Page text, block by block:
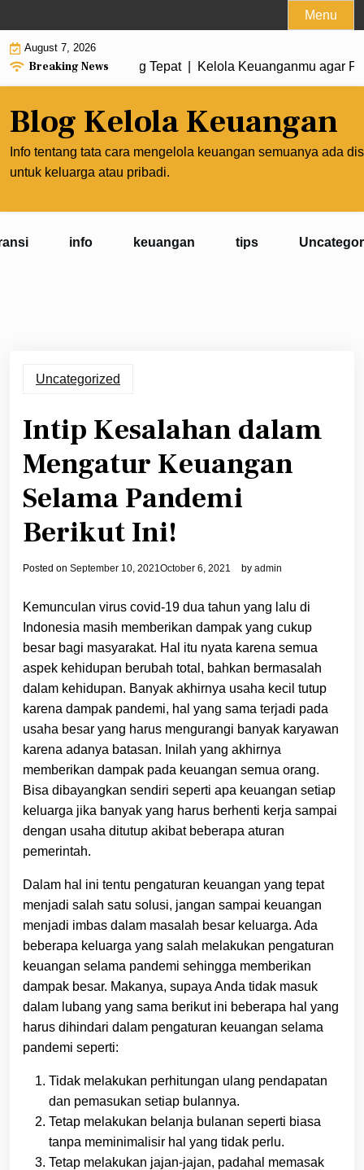
to
content
Menu
August 7, 2026
Breaking News
Prioritas yang Tepat |Kelola Keuanganmu agar
Blog Kelola Keuangan
Info tentang tata cara mengelola keuangan semuanya ada
untuk keluarga atau pribadi.
info keuangan tips
Uncategorized
Intip Kesalahan dalam
Mengatur Keuangan
Selama Pandemi
Berikut Ini!
Posted on September 10, 2021October 6, 2021 by admin
Kemunculan virus covid-19 dua tahun yang lalu di
Indonesia masih memberikan dampak yang cukup
besar bagi masyarakat. Hal itu nyata karena semua
aspek kehidupan berubah total, bahkan bermasalah
dalam kehidupan. Banyak akhirnya usaha kecil tutup
karena dampak pandemi, hal yang sama terjadi pada
usaha besar yang harus mengurangi banyak karyawan
karena adanya batasan. Inilah yang akhirnya
memberikan dampak pada keuangan semua orang.
Bisa dibayangkan sendiri seperti apa keuangan setiap
keluarga jika banyak yang harus berhenti kerja sampai
dengan usaha ditutup akibat beberapa aturan
pemerintah.
Dalam hal ini tentu pengaturan keuangan yang tepat
menjadi salah satu solusi, jangan sampai keuangan
menjadi imbas dalam masalah besar keluarga. Ada
beberapa keluarga yang salah melakukan pengaturan
keuangan selama pandemi sehingga memberikan
dampak besar. Makanya, supaya Anda tidak masuk
dalam lubang yang sama berikut ini beberapa hal yang
harus dihindari dalam pengaturan keuangan selama
pandemi seperti:
Tidak melakukan perhitungan ulang pendapatan
dan pemasukan setiap bulannya.
Tetap melakukan belanja bulanan seperti biasa
tanpa meminimalisir hal yang tidak perlu.
Tetap melakukan jajan-jajan, padahal memasak